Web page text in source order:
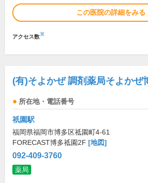
この医院の詳細をみる
アクセス数※
(有)そよかぜ 調剤薬局そよかぜ
所在地・電話番号
祇園駅
福岡県福岡市博多区祗園町4-61
FORECAST博多祗園2F [地図]
092-409-3760
薬局